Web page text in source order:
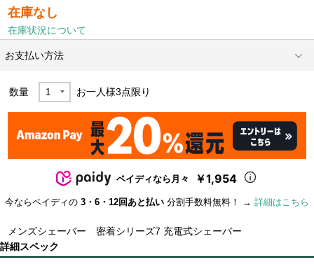
在庫なし
在庫状況について
お支払い方法
数量 お一人様3点限り
ペイディなら月々 ￥1,954
今ならペイディの 3・6・12回あと払い 分割手数料無料！ → 詳細はこちら
メンズシェーバー 密着シリーズ7 充電式シェーバー
詳細スペック